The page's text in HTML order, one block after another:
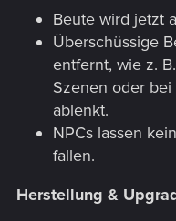
Beute wird jetzt
Überschüssige
entfernt, wie z.
Szenen oder
ablenkt.
NPCs lassen
fallen.
Herstellung &